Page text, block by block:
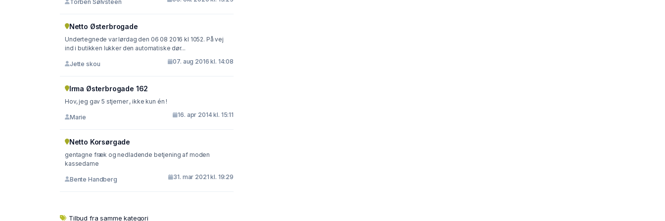
Torben Sølvsteen
Netto Østerbrogade
Undertegnede var lørdag den 06 08 2016 kl 1052. På vej
ind i butikken lukker den automatiske dør...
Jette skou 07. aug 2016 kl. 14:08
Irma Østerbrogade 162
Hov, jeg gav 5 stjerner , ikke kun én !
Marie 16. apr 2014 kl. 15:11
Netto Korsørgade
gentagne fræk og nedladende betjening af moden
kassedame
Bente Handberg 31. mar 2021 kl. 19:29
Tilbud fra samme kategori